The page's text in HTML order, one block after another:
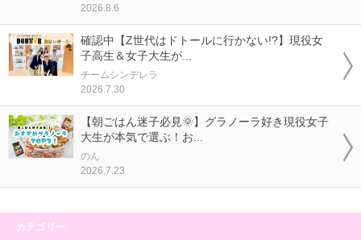
2026.8.6
確認中【Z世代はドトールに行かない!?】現役女
子高生＆女子大生が...
チームシンデレラ
2026.7.30
【朝ごはん迷子必見🌞】グラノーラ好き現役女子
大生が本気で選ぶ！お...
のん
2026.7.23
カテゴリー